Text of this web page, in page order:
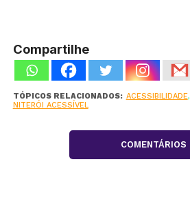
Compartilhe
TÓPICOS RELACIONADOS: ACESSIBILIDADE,
NITERÓI ACESSÍVEL
COMENTÁRIOS